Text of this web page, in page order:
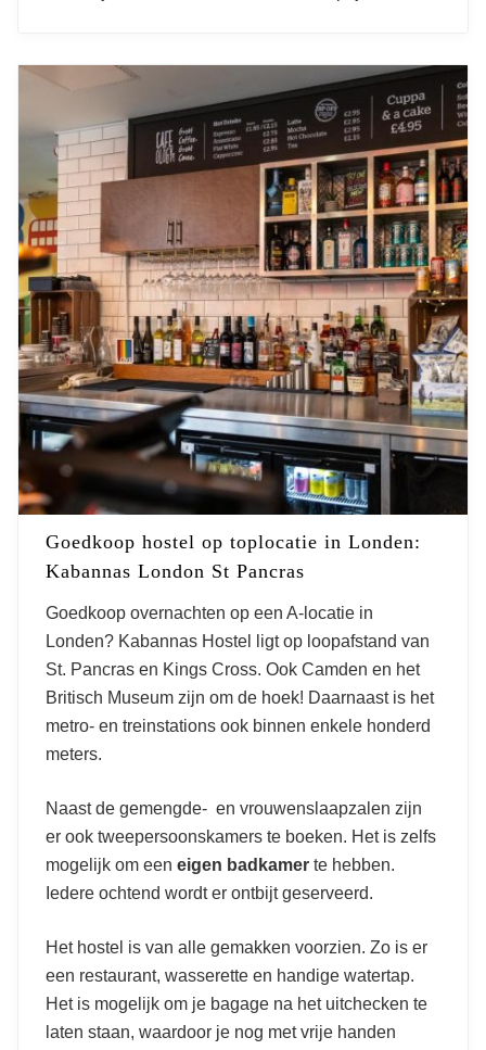
Goedkoop hostel op toplocatie in Londen:
Kabannas London St Pancras
Goedkoop overnachten op een A-locatie in
Londen? Kabannas Hostel ligt op loopafstand van
St. Pancras en Kings Cross. Ook Camden en het
Britisch Museum zijn om de hoek! Daarnaast is het
metro- en treinstations ook binnen enkele honderd
meters.
Naast de gemengde- en vrouwenslaapzalen zijn
er ook tweepersoonskamers te boeken. Het is zelfs
mogelijk om een eigen badkamer te hebben.
Iedere ochtend wordt er ontbijt geserveerd.
Het hostel is van alle gemakken voorzien. Zo is er
een restaurant, wasserette en handige watertap.
Het is mogelijk om je bagage na het uitchecken te
laten staan, waardoor je nog met vrije handen